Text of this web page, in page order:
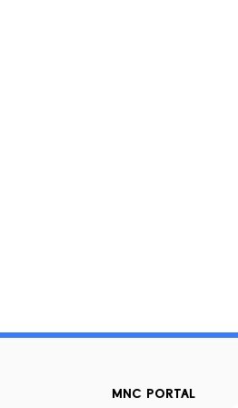
MNC PORTAL